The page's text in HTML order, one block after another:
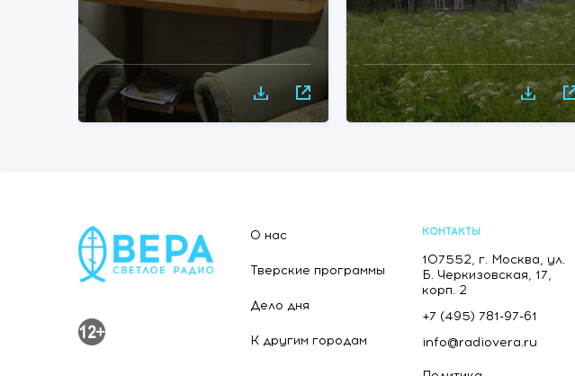
О нас
Тверские программы
Дело дня
К другим городам
КОНТАКТЫ
107552, г. Москва, ул.
Б. Черкизовская, 17,
корп. 2
+7 (495) 781-97-61
info@radiovera.ru